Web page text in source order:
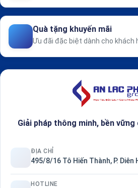
Quà tặng khuyến mãi
Ưu đãi đặc biệt dành cho khách
Giải pháp thông minh, bền
ĐỊA CHỈ
495/8/16 Tô Hiến Thành, P. Diên
HOTLINE